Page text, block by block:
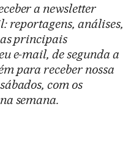
a newsletter
reportagens, análises,
principais
e-mail, de segunda a
para receber nossa
com os
semana.